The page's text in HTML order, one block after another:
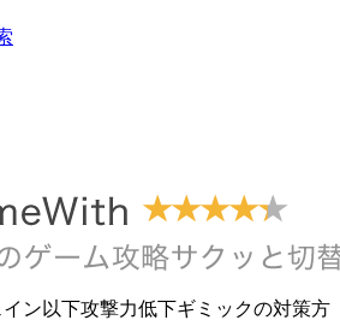
イン以下攻撃力低下ギミックの対策方